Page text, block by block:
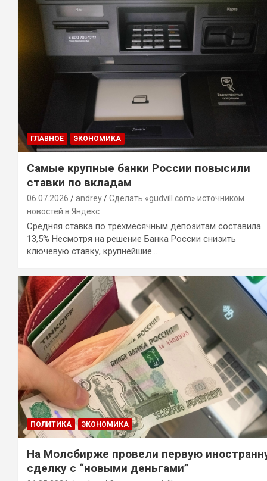
ГЛАВНОЕ ЭКОНОМИКА
Самые крупные банки России повысили
ставки по вкладам
06.07.2026 andrey
Сделать «gudvill.com» источником
новостей в Яндекс
Средняя ставка по трехмесячным депозитам составила
13,5% Несмотря на решение Банка России снизить
ключевую ставку, крупнейшие…
ПОЛИТИКА ЭКОНОМИКА
На Молсбирже провели первую
сделку с “новыми деньгами”